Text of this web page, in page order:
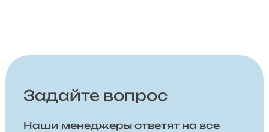
Задайте вопрос
Наши менеджеры ответят на все